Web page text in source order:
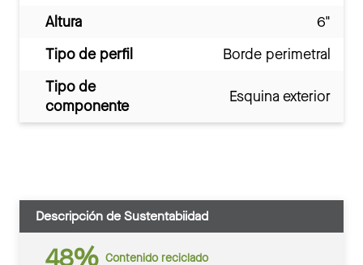
Altura
6"
Tipo de perfil
Borde perimetral
Tipo de
componente
Esquina exterior
Descripción de Sustentabiidad
Contenido reciclado